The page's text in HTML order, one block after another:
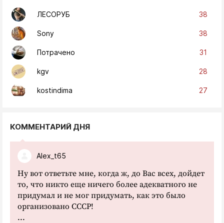
ЛЕСОРУБ 38
Sony 38
Потрачено 31
kgv 28
kostindima 27
КОММЕНТАРИЙ ДНЯ
Alex_t65
Ну вот ответьте мне, когда ж, до Вас всех, дойдет
то, что никто еще ничего более адекватного не
придумал и не мог придумать, как это было
организовано СССР!
...